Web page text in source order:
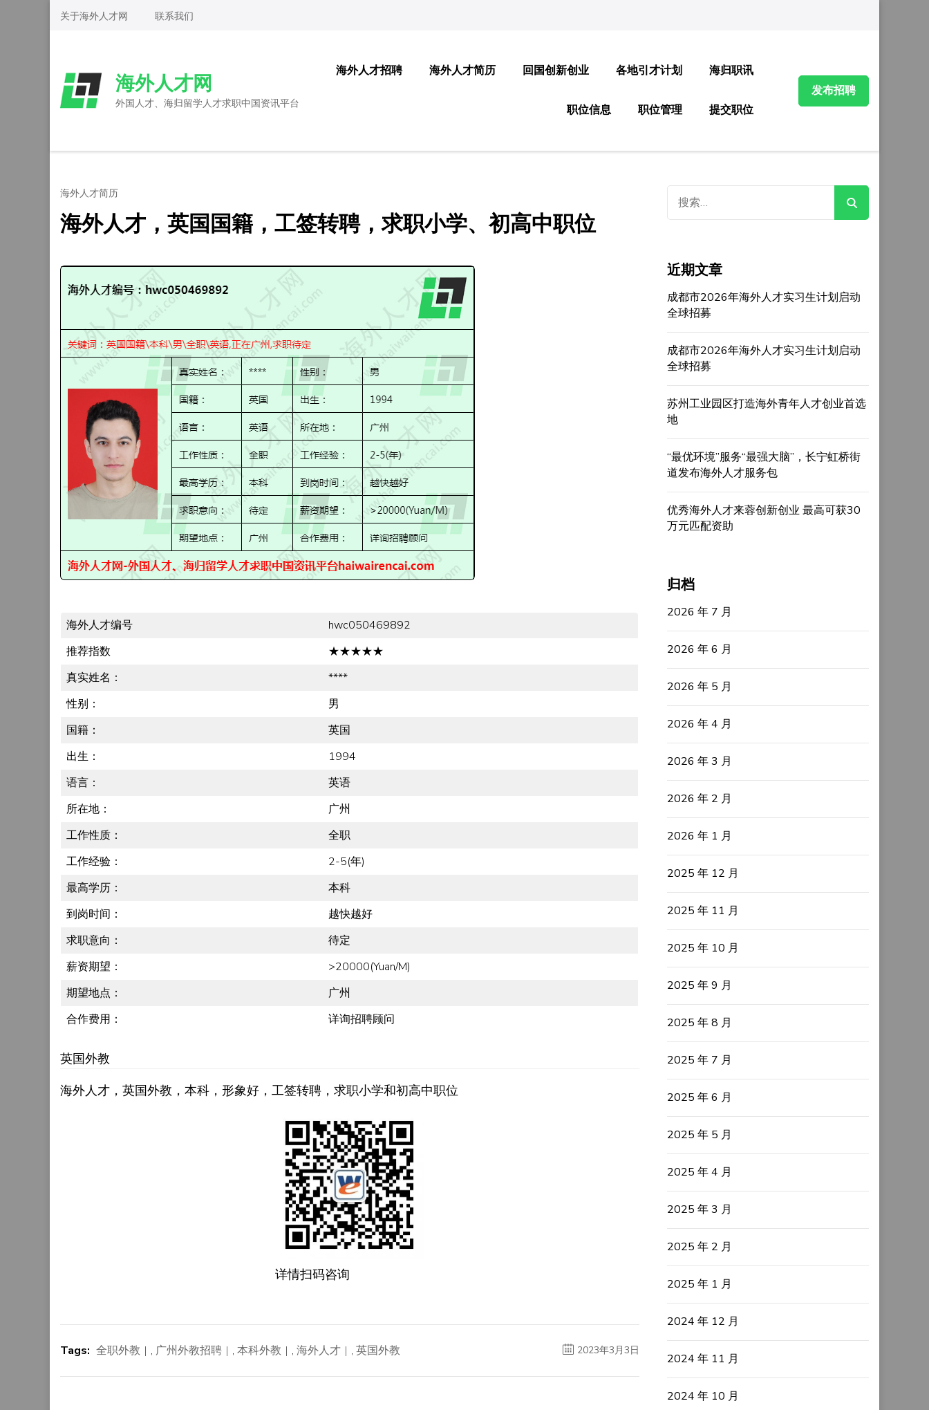
Skip
Enter)
关于海外人才网 联系我们
海外人才网
外国人才、海归留学人才求职中国资讯平台
海外人才招聘 海外人才简历 回国创新创业 各地引才计划 海归职讯
职位信息 职位管理 提交职位
发布招聘
海外人才简历
海外人才，英国国籍，工签转聘，求职小学、初高中职位
海外人才编号
hwc050469892
推荐指数
★★★★★
真实姓名：
****
性别：
男
国籍：
英国
出生：
1994
语言：
英语
所在地：
广州
工作性质：
全职
工作经验：
2-5(年)
最高学历：
本科
到岗时间：
越快越好
求职意向：
待定
薪资期望：
>20000(Yuan/M)
期望地点：
广州
合作费用：
详询招聘顾问
英国外教
海外人才，英国外教，本科，形象好，工签转聘，求职小学和初高中职位
详情扫码咨询
Tags: 全职外教 , 广州外教招聘 , 本科外教 , 海外人才 , 英国外教 2023年3月3日
索：
近期文章
成都市2026年海外人才实习生计划启动
全球招募
成都市2026年海外人才实习生计划启动
全球招募
苏州工业园区打造海外青年人才创业首选
地
“最优环境”服务“最强大脑”，长宁虹桥街
道发布海外人才服务包
优秀海外人才来蓉创新创业 最高可获30
万元匹配资助
归档
2026 年 7 月
2026 年 6 月
2026 年 5 月
2026 年 4 月
2026 年 3 月
2026 年 2 月
2026 年 1 月
2025 年 12 月
2025 年 11 月
2025 年 10 月
2025 年 9 月
2025 年 8 月
2025 年 7 月
2025 年 6 月
2025 年 5 月
2025 年 4 月
2025 年 3 月
2025 年 2 月
2025 年 1 月
2024 年 12 月
2024 年 11 月
2024 年 10 月